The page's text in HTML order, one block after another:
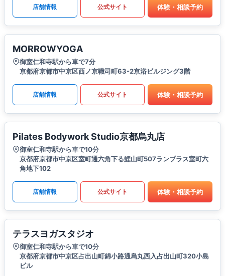
店舗情報 公式サイト 体験・相談予約
MORROWYOGA
御室仁和寺駅から車で7分
京都府京都市中京区西ノ京職司町63-2京浴ビルジング3階
店舗情報 公式サイト 体験・相談予約
Pilates Bodywork Studio京都烏丸店
御室仁和寺駅から車で10分
京都府京都市中京区室町通六角下る鯉山町507ランブラス室町六
角地下102
店舗情報 公式サイト 体験・相談予約
テラスヨガスタジオ
御室仁和寺駅から車で10分
京都府京都市中京区占出山町錦小路通烏丸西入占出山町320小島
ビル